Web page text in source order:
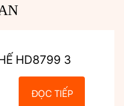
HD8799 3
ĐỌC TIẾP